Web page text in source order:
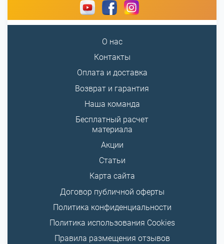
О нас
Контакты
Оплата и доставка
Возврат и гарантия
Наша команда
Бесплатный расчет
материала
Акции
Статьи
Карта сайта
Договор публичной оферты
Политика конфиденциальности
Политика использования Cookies
Правила размещения отзывов